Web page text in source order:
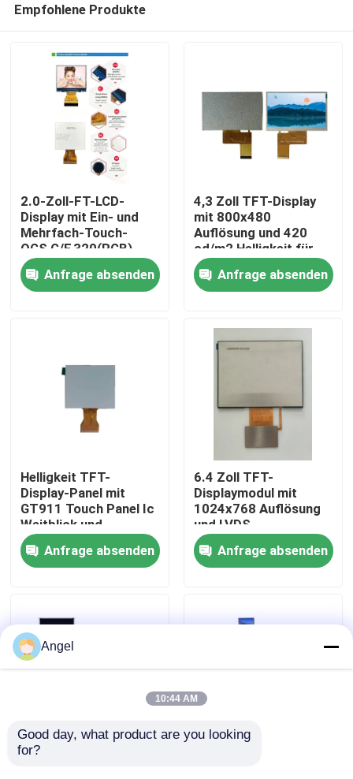
Produkte
VR-Show
Über uns
Fabrik-Ausflug
Qualitätskontrolle
Treten Sie mit uns in Verbindung
Empfohlene Produkte
2.0-Zoll-FT-LCD-
Display mit Ein- und
Mehrfach-Touch-
OGS,G/F,320(RGB)
*240 Auflösung, RGB
6bit-Schnittstelle,
Fahr-IC ILI9342c
Anfrage absenden
4,3 Zoll TFT-Display
mit 800x480
Auflösung und 420
cd/m2 Helligkeit für
industrielle Steuerung
Anfrage absenden
Helligkeit TFT-
Display-Panel mit
GT911 Touch Panel Ic
Weitblick und
ILI9881C Treiber Ic
Anfrage absenden
6.4 Zoll TFT-
Displaymodul mit
1024x768 Auflösung
und LVDS-
Schnittstelle für
Fahrzeuganwendungen
Anfrage absenden
4,58 Zoll LCD TFT
Angel
10:44 AM
Good day, what product are you looking
for?